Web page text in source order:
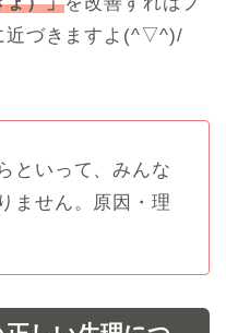
近づきますよ(^▽^)/
といって、みんな
ません。原因・理